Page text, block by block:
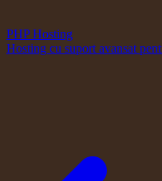
PHP Hosting
Hosting cu suport avansat